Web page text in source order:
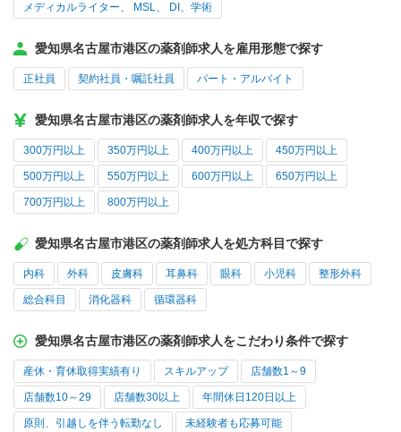
メディカルライター、 MSL、 DI、学術
愛知県名古屋市港区の薬剤師求人を雇用形態で探す
正社員 契約社員・嘱託社員 パート・アルバイト
愛知県名古屋市港区の薬剤師求人を年収で探す
300万円以上 350万円以上 400万円以上 450万円以上
500万円以上 550万円以上 600万円以上 650万円以上
700万円以上 800万円以上
愛知県名古屋市港区の薬剤師求人を処方科目で探す
内科 外科 皮膚科 耳鼻科 眼科 小児科 整形外科
総合科目 消化器科 循環器科
愛知県名古屋市港区の薬剤師求人をこだわり条件で探す
産休・育休取得実績有り スキルアップ 店舗数1～9
店舗数10～29 店舗数30以上 年間休日120日以上
原則、引越しを伴う転勤なし 未経験者も応募可能